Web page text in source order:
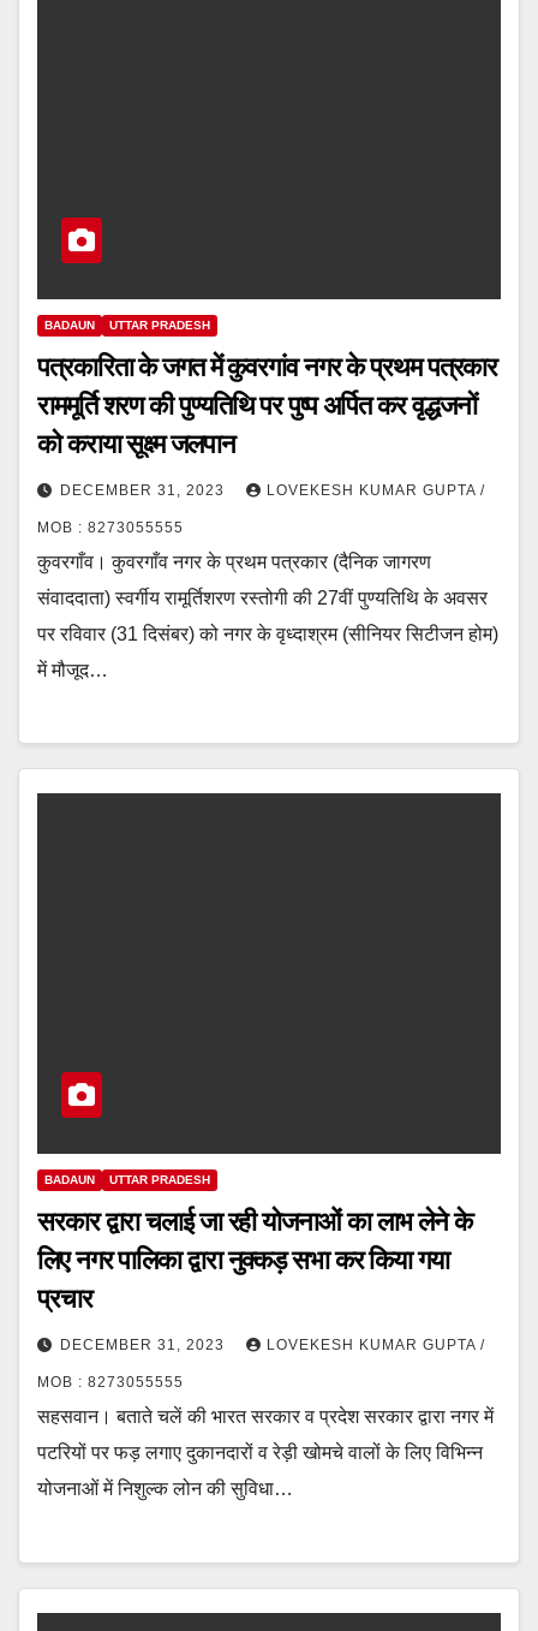
BADAUN UTTAR PRADESH
पत्रकारिता के जगत में कुवरगांव नगर के प्रथम पत्रकार
राममूर्ति शरण की पुण्यतिथि पर पुष्प अर्पित कर वृद्धजनों
को कराया सूक्ष्म जलपान
DECEMBER 31, 2023 LOVEKESH KUMAR GUPTA /
MOB : 8273055555
कुवरगाँव। कुवरगाँव नगर के प्रथम पत्रकार (दैनिक जागरण
संवाददाता) स्वर्गीय रामूर्तिशरण रस्तोगी की 27वीं पुण्यतिथि के अवसर
पर रविवार (31 दिसंबर) को नगर के वृध्दाश्रम (सीनियर सिटीजन होम)
में मौजूद…
BADAUN UTTAR PRADESH
सरकार द्वारा चलाई जा रही योजनाओं का लाभ लेने के
लिए नगर पालिका द्वारा नुक्कड़ सभा कर किया गया
प्रचार
DECEMBER 31, 2023 LOVEKESH KUMAR GUPTA /
MOB : 8273055555
सहसवान। बताते चलें की भारत सरकार व प्रदेश सरकार द्वारा नगर में
पटरियों पर फड़ लगाए दुकानदारों व रेड़ी खोमचे वालों के लिए विभिन्न
योजनाओं में निशुल्क लोन की सुविधा…